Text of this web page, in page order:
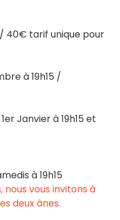
40€ tarif unique pour
à 19h15 /
Janvier à 19h15 et
à 19h15
nous vous invitons à
deux ânes.